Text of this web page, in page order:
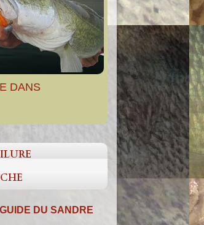
DANS
DU SANDRE